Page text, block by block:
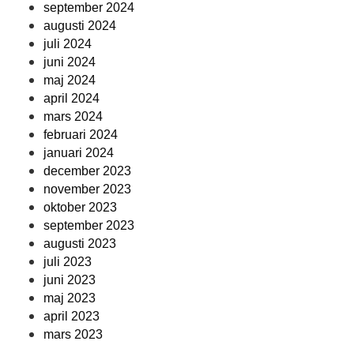
september 2024
augusti 2024
juli 2024
juni 2024
maj 2024
april 2024
mars 2024
februari 2024
januari 2024
december 2023
november 2023
oktober 2023
september 2023
augusti 2023
juli 2023
juni 2023
maj 2023
april 2023
mars 2023